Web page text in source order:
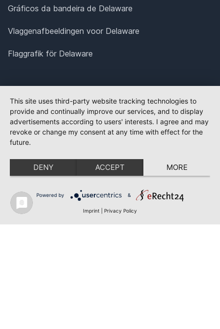
Gráficos da bandeira de Delaware
Vlaggenafbeeldingen voor Delaware
Flaggrafik för Delaware
This site uses third-party website tracking technologies to
provide and continually improve our services, and to display
advertisements according to users' interests. I agree and may
revoke or change my consent at any time with effect for the
future.
DENY ACCEPT MORE
Powered by &
Imprint Privacy Policy